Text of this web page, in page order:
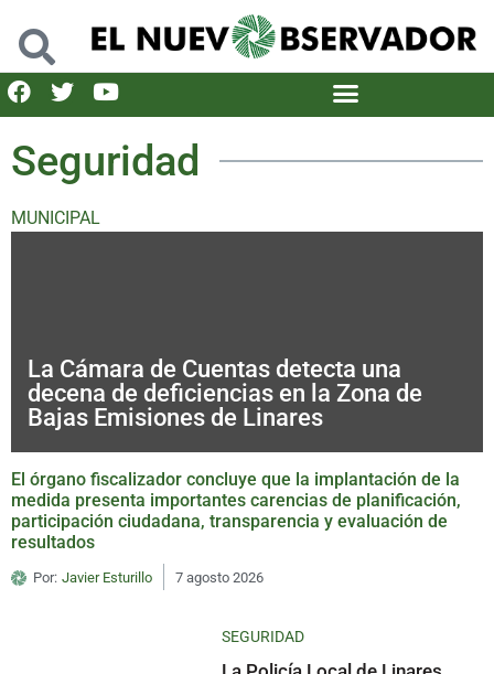
Seguridad
MUNICIPAL
La Cámara de Cuentas detecta una
decena de deficiencias en la Zona de
Bajas Emisiones de Linares
El órgano fiscalizador concluye que la implantación de la
medida presenta importantes carencias de planificación,
participación ciudadana, transparencia y evaluación de
resultados
Por: Javier Esturillo 7 agosto 2026
SEGURIDAD